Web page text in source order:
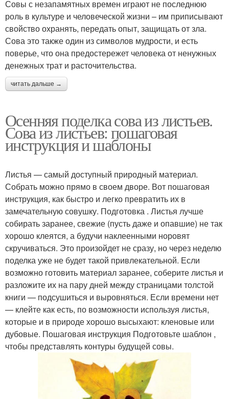
Совы с незапамятных времен играют не последнюю
роль в культуре и человеческой жизни – им приписывают
свойство охранять, передать опыт, защищать от зла.
Сова это также один из символов мудрости, и есть
поверье, что она предостережет человека от ненужных
денежных трат и расточительства.
читать дальше →
Осенняя поделка сова из листьев.
Сова из листьев: пошаговая
инструкция и шаблоны
Листья — самый доступный природный материал.
Собрать можно прямо в своем дворе. Вот пошаговая
инструкция, как быстро и легко превратить их в
замечательную совушку. Подготовка . Листья лучше
собирать заранее, свежие (пусть даже и опавшие) не так
хорошо клеятся, а будучи наклеенными норовят
скручиваться. Это произойдет не сразу, но через неделю
поделка уже не будет такой привлекательной. Если
возможно готовить материал заранее, соберите листья и
разложите их на пару дней между страницами толстой
книги — подсушиться и выровняться. Если времени нет
— клейте как есть, по возможности используя листья,
которые и в природе хорошо высыхают: кленовые или
дубовые. Пошаговая инструкция Подготовьте шаблон ,
чтобы представлять контуры будущей совы.